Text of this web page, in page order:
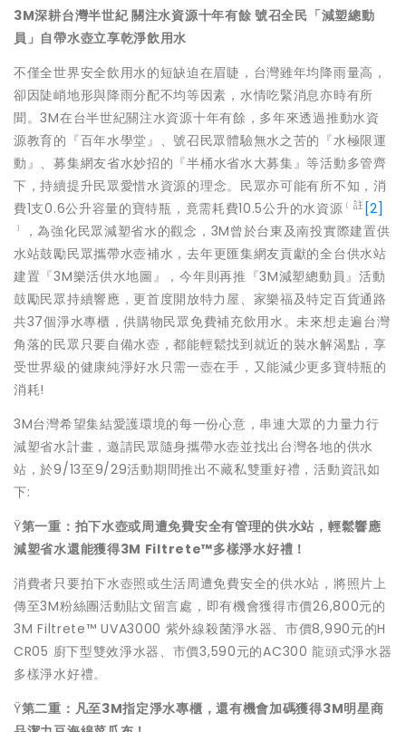
3M深耕台灣半世紀關注水資源十年有餘 號召全民「減塑總動
員」自帶水壺立享乾淨飲用水
不僅全世界安全飲用水的短缺迫在眉睫，台灣雖年均降雨量高，
卻因陡峭地形與降雨分配不均等因素，水情吃緊消息亦時有所
聞。3M在台半世紀關注水資源十年有餘，多年來透過推動水資
源教育的『百年水學堂』、號召民眾體驗無水之苦的『水極限運
動』、募集網友省水妙招的『半桶水省水大募集』等活動多管齊
下，持續提升民眾愛惜水資源的理念。民眾亦可能有所不知，消
費1支0.6公升容量的寶特瓶，竟需耗費10.5公升的水資源 ﹝註 [2]
﹞
，為強化民眾減塑省水的觀念，3M曾於台東及南投實際建置供
水站鼓勵民眾攜帶水壺補水，去年更匯集網友貢獻的全台供水站
建置『3M樂活供水地圖』，今年則再推『3M減塑總動員』 活動
鼓勵民眾持續響應，更首度開放特力屋、 家樂福及特定百貨通路
共37個淨水專櫃，供購物民眾免費補充飲用水。未來想走遍台灣
角落的民眾只要自備水壺，都能輕鬆找到就近的裝水解渴點， 享
受世界級的健康純淨好水只需一壺在手， 又能減少更多寶特瓶的
消耗!
3M台灣希望集結愛護環境的每一份心意， 串連大眾的力量力行
減塑省水計畫， 邀請民眾隨身攜帶水壺並找出台灣各地的供水
站，於9/13至9/29活動期間推出不藏私雙重好禮，活動資訊如
下:
Ÿ第一重：拍下水壺或周遭免費安全有管理的供水站， 輕鬆響應
減塑省水還能獲得3M Filtrete™多樣淨水好禮！
消費者只要拍下水壺照或生活周遭免費安全的供水站，將照片上
傳至3M粉絲團活動貼文留言處，即有機會獲得市價26,800元的
3M Filtrete™ UVA3000 紫外線殺菌淨水器、市價8,990元的H
CR05 廚下型雙效淨水器、市價3,590元的AC300 龍頭式淨水器
多樣淨水好禮。
Ÿ第二重：凡至3M指定淨水專櫃，還有機會加碼獲得3M明星商